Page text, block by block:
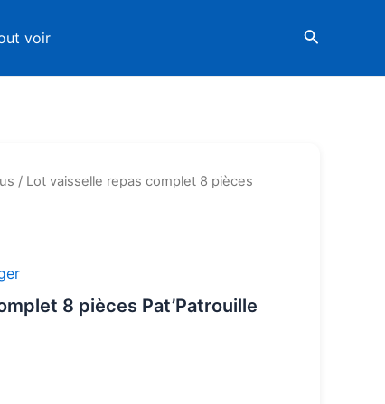
voir
/ Lot vaisselle repas complet 8 pièces
8 pièces Pat’Patrouille